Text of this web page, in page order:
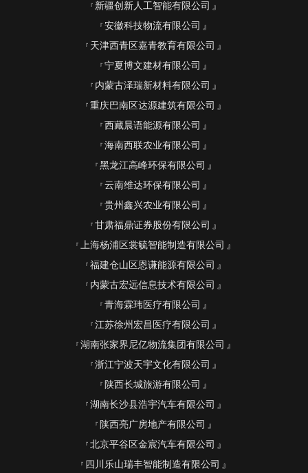
新疆创新人工智能有限公司
安徽科技物流有限公司
天津西青区嘉青教育有限公司
宁夏博文建材有限公司
内蒙古泽瑞新材料有限公司
重庆巴南区达源建筑有限公司
西藏晨语能源有限公司
海南西联农业有限公司
黑龙江高峰环保有限公司
云南维达环保有限公司
贵州鑫兴农业有限公司
甘肃福鼎证券股份有限公司
上海杨浦区裳毓智能制造有限公司
福建仓山区恩谦能源有限公司
内蒙古宏远信息技术有限公司
青海霖玮医疗有限公司
江苏徐州宏昌医疗有限公司
湖南张家界尼亿物流集团有限公司
浙江宁波天宇文化有限公司
陕西长城旅游有限公司
湖南长沙县浩宇汽车有限公司
陕西亮广房地产有限公司
北京平谷区金宸汽车有限公司
四川乐山瑞丰智能制造有限公司